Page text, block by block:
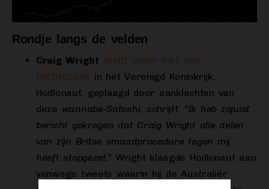
Rondje langs de velden
Craig Wright stopt weer met een
rechtszaak in het Verenigd Koninkrijk.
Hodlonaut, geplaagd door aanklachten van
deze wannabe-Satoshi, schrijft: “Ik heb zojuist
bericht gekregen dat Craig Wright alle delen
van zijn Britse smaadprocedure tegen mij
heeft stopgezet.” Wright klaagde Hodlonaut aan
vanwege tweets waarin hij de Australiër